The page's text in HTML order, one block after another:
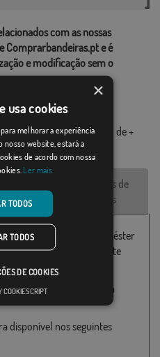
com as nossas
Comprarbandeiras.pt e é
e modificação sem o
do mostrado na
sem mastro.
haver uma variação de +
de cores.
Avaliações de
clientes
disponível em 100% poliéster
180x300 particularmente
país Espanha, Castilla-La
disponível nos seguintes
×
usa cookies
melhorar a experiência
nosso website, estará a
de acordo com nossa
Ler mais
TODOS
TODOS
DE COOKIES
COOKIESCRIPT